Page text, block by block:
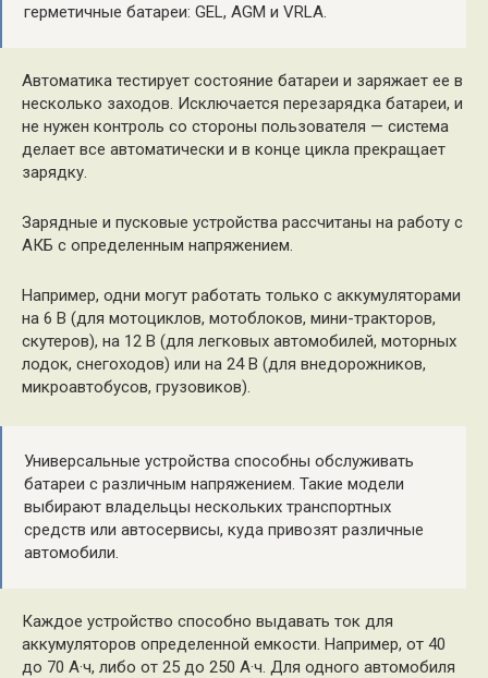
герметичные батареи: GEL, AGM и VRLA.
Автоматика тестирует состояние батареи и заряжает ее в
несколько заходов. Исключается перезарядка батареи, и
не нужен контроль со стороны пользователя — система
делает все автоматически и в конце цикла прекращает
зарядку.
Зарядные и пусковые устройства рассчитаны на работу с
АКБ с определенным напряжением.
Например, одни могут работать только с аккумуляторами
на 6 В (для мотоциклов, мотоблоков, мини-тракторов,
скутеров), на 12 В (для легковых автомобилей, моторных
лодок, снегоходов) или на 24 В (для внедорожников,
микроавтобусов, грузовиков).
Универсальные устройства способны обслуживать
батареи с различным напряжением. Такие модели
выбирают владельцы нескольких транспортных
средств или автосервисы, куда привозят различные
автомобили.
Каждое устройство способно выдавать ток для
аккумуляторов определенной емкости. Например, от 40
до 70 А·ч, либо от 25 до 250 А·ч. Для одного автомобиля